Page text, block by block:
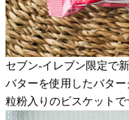
セブン-イレブン限定で
バターを使用したバタ
粒粉入りのビスケットで